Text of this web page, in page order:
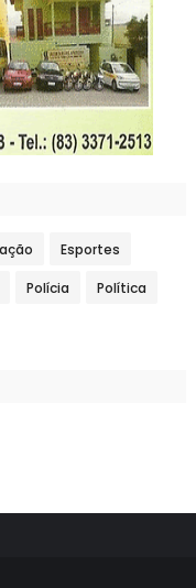
Esportes
Polícia Política